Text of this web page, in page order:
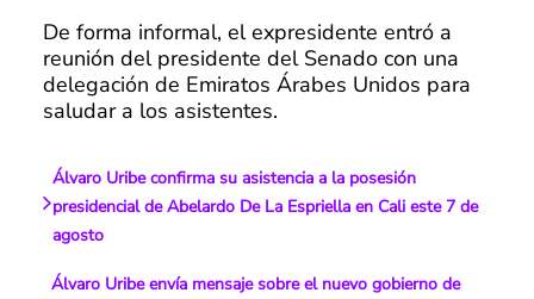
De forma informal, el expresidente entró a
reunión del presidente del Senado con una
delegación de Emiratos Árabes Unidos para
saludar a los asistentes.
Álvaro Uribe confirma su asistencia a la posesión
presidencial de Abelardo De La Espriella en Cali este 7 de
agosto
Álvaro Uribe envía mensaje sobre el nuevo gobierno de